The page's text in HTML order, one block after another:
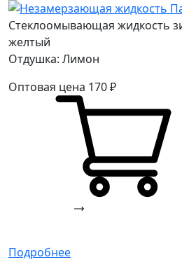
Стеклоомывающая жидкость
желтый
Отдушка: Лимон
Оптовая цена 170₽
Подробнее